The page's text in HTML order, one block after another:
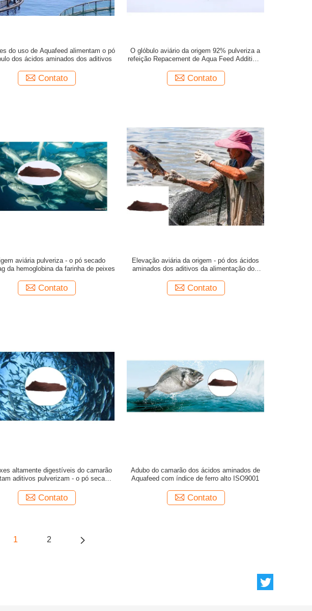
do uso de Aquafeed alimentam o pó
dos ácidos aminados dos aditivos
Contato
O glóbulo aviário da origem 92% pulveriza a
refeição Repacement de Aqua Feed Additives
Contato
aviária pulveriza - o pó secado
da hemoglobina da farinha de peixes
Contato
Elevação aviária da origem - pó dos ácidos
aminados dos aditivos da alimentação dos
Contato
altamente digestíveis do camarão
aditivos pulverizam - o pó secado
Contato
Adubo do camarão dos ácidos aminados de
Aquafeed com índice de ferro alto ISO9001
Contato
1 2